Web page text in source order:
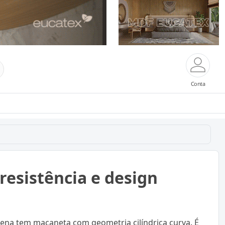
Conta
e design
tem maçaneta com geometria cilíndrica curva. É